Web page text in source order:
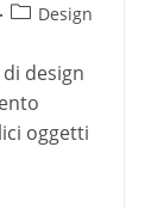
Categoria
Design
design
oggetti